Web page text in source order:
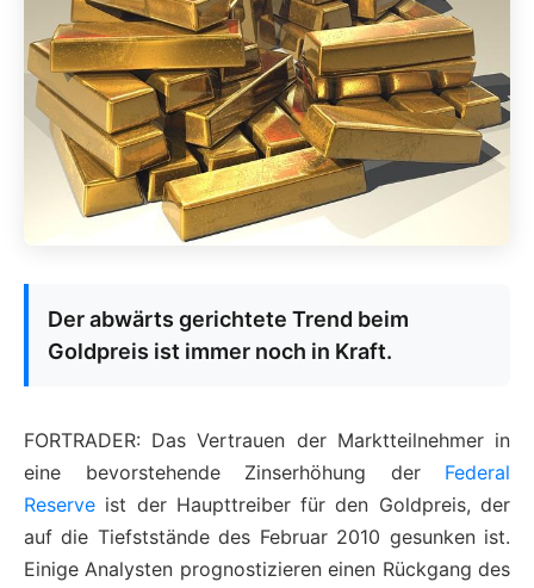
Der abwärts gerichtete Trend beim
Goldpreis ist immer noch in Kraft.
FORTRADER: Das Vertrauen der Marktteilnehmer in
eine bevorstehende Zinserhöhung der Federal
Reserve ist der Haupttreiber für den Goldpreis, der
auf die Tiefststände des Februar 2010 gesunken ist.
Einige Analysten prognostizieren einen Rückgang des